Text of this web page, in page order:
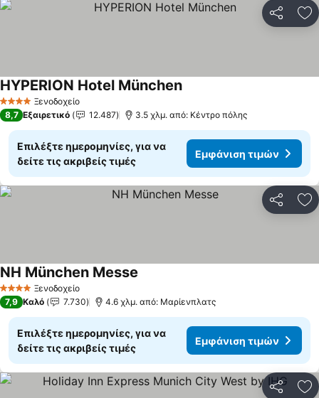
4 ΑστέριαΞενοδοχείο
HYPERION Hotel MünchenΕμφάνιση τιμών
8,7 Εξαιρετικό 12.487 3.5 χλμ. από: Κέντρο πόλης
Επιλέξτε ημερομηνίες, για να
δείτε τις ακριβείς τιμές
Εμφάνιση τιμών
4 ΑστέριαΞενοδοχείο
NH München Messe
7,9 Καλό 7.730 4.6 χλμ. από: Μαρίενπλατς
Επιλέξτε ημερομηνίες, για να
δείτε τις ακριβείς τιμές
Εμφάνιση τιμών